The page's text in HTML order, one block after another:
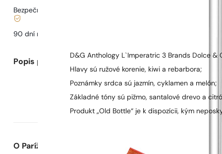
Bezpečné nakupovanie a platby
90 dní na
Popis parfumu
D&G Anthology L`Imperatric 3 Brands Dolce
Hlavy sú ružové korenie, kiwi a rebarbora;
Poznámky srdca sú jazmín, cyklamen a melón;
Základné tóny sú pižmo, santalové drevo a
Produkt „Old Bottle“ je k dispozícii, kým
O Parížskych Parfumoch